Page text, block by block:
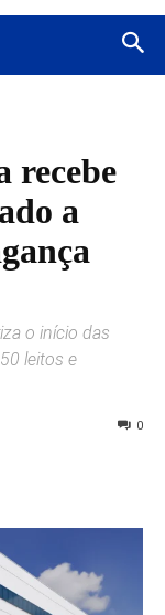
recebe
a
o início das
leitos e
0